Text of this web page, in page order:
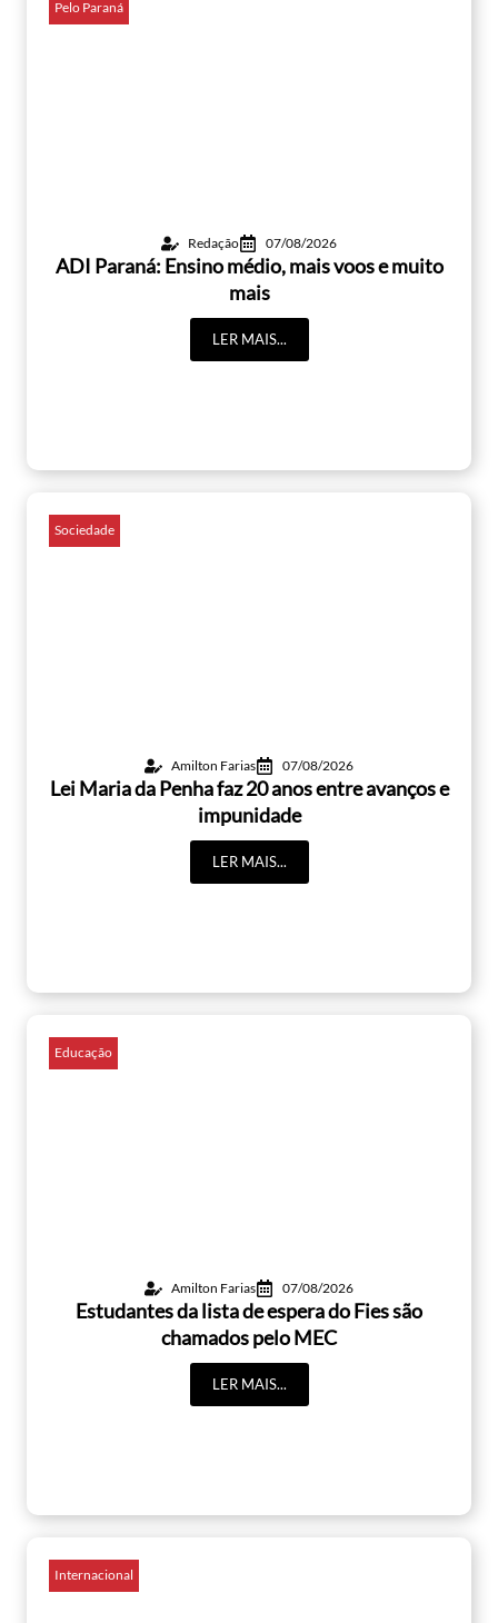
Pelo Paraná
Redação 07/08/2026
ADI Paraná: Ensino médio, mais voos e muito
mais
LER MAIS...
Sociedade
Amilton Farias 07/08/2026
Lei Maria da Penha faz 20 anos entre avanços e
impunidade
LER MAIS...
Educação
Amilton Farias 07/08/2026
Estudantes da lista de espera do Fies são
chamados pelo MEC
LER MAIS...
Internacional